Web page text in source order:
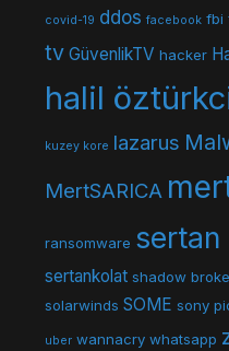
covid-19 ddos facebook fbi
tv GüvenlikTV hacker
halil
kuzey kore lazarus
MertSARICA
ransomware sertan
sertankolat shadow
solarwinds SOME sony
uber wannacry whatsapp